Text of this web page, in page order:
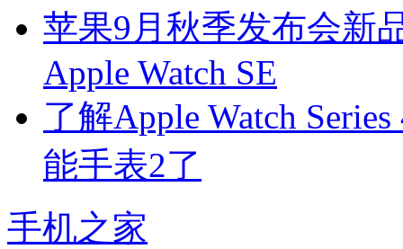
苹果9月秋季发布会新
Apple Watch SE
了解Apple Watch
能手表2了
手机之家